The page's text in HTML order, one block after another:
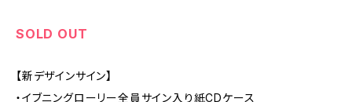
SOLD OUT
【新デザインサイン】
・イブニングローリー全員サイン入り紙CDケース